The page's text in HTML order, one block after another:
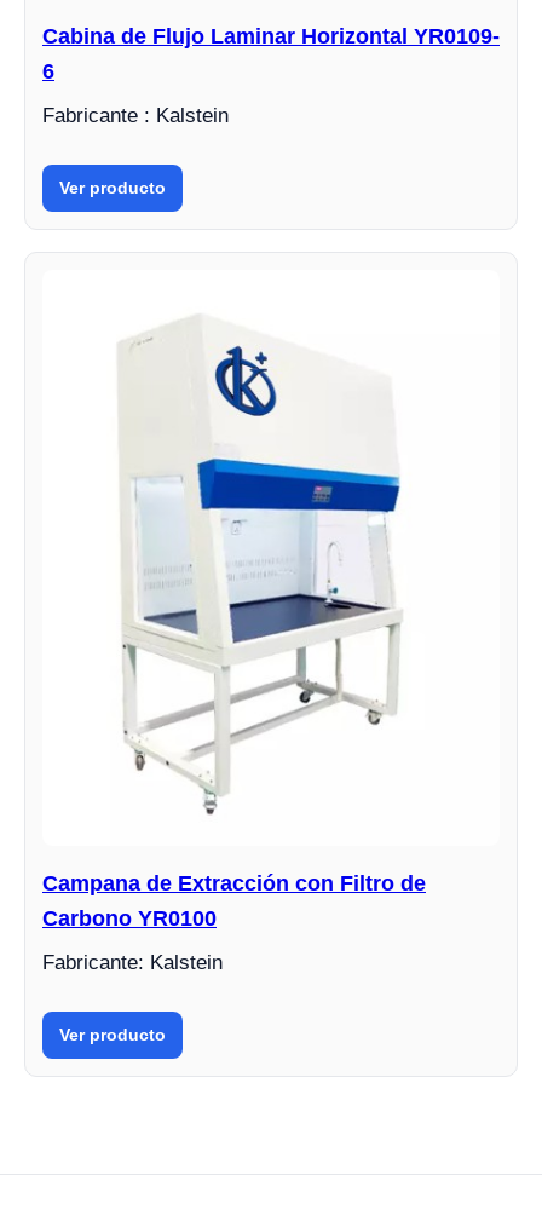
Cabina de Flujo Laminar Horizontal YR0109-
6
Fabricante : Kalstein
Ver producto
Campana de Extracción con Filtro de
Carbono YR0100
Fabricante: Kalstein
Ver producto